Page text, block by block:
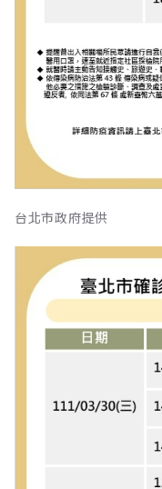
台北市政府提供